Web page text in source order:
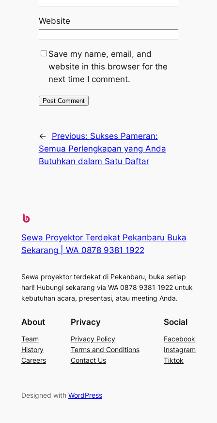
Website
Save my name, email, and
website in this browser for the
next time I comment.
← Previous: Sukses Pameran:
Semua Perlengkapan yang Anda
Butuhkan dalam Satu Daftar
Sewa Proyektor Terdekat Pekanbaru Buka
Sekarang | WA 0878 9381 1922
Sewa proyektor terdekat di Pekanbaru, buka setiap
hari! Hubungi sekarang via WA 0878 9381 1922 untuk
kebutuhan acara, presentasi, atau meeting Anda.
About
Team
History
Careers
Privacy
Privacy Policy
Terms and Conditions
Contact Us
Social
Facebook
Instagram
Tiktok
Designed with WordPress